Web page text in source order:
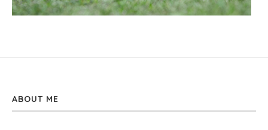
ABOUT ME